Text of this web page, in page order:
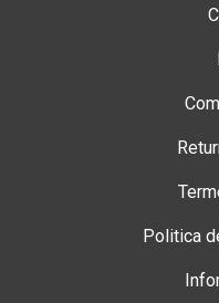
Politica